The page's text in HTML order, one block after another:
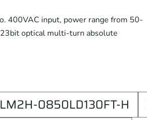
400VAC input, power range from 50-
optical multi-turn absolute
0850LD130FT-H